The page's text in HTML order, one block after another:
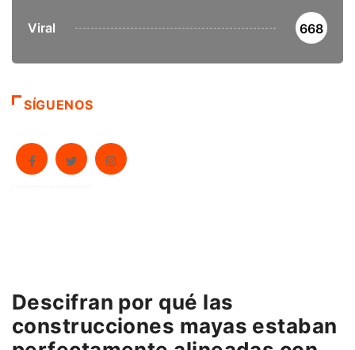
Viral 668
SÍGUENOS
Descifran por qué las
construcciones mayas estaban